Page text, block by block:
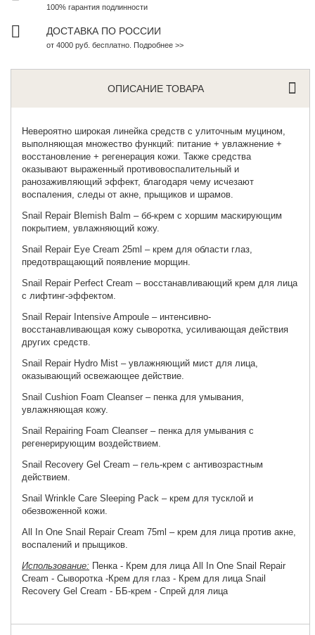
100% гарантия подлинности
ДОСТАВКА ПО РОССИИ
от 4000 руб. бесплатно. Подробнее >>
ОПИСАНИЕ ТОВАРА
Невероятно широкая линейка средств с улиточным муцином,
выполняющая множество функций: питание + увлажнение +
восстановление + регенерация кожи. Также средства
оказывают выраженный противовоспалительный и
ранозаживляющий эффект, благодаря чему исчезают
воспаления, следы от акне, прыщиков и шрамов.
Snail Repair Blemish Balm – бб-крем с хоршим маскирующим
покрытием, увлажняющий кожу.
Snail Repair Eye Cream 25ml – крем для области глаз,
предотвращающий появление морщин.
Snail Repair Perfect Cream – восстанавливающий крем для лица
с лифтинг-эффектом.
Snail Repair Intensive Ampoule – интенсивно-
восстанавливающая кожу сыворотка, усиливающая действия
других средств.
Snail Repair Hydro Mist – увлажняющий мист для лица,
оказывающий освежающее действие.
Snail Cushion Foam Cleanser – пенка для умывания,
увлажняющая кожу.
Snail Repairing Foam Cleanser – пенка для умывания с
регенерирующим воздействием.
Snail Recovery Gel Cream – гель-крем с антивозрастным
действием.
Snail Wrinkle Care Sleeping Pack – крем для тусклой и
обезвоженной кожи.
All In One Snail Repair Cream 75ml – крем для лица против акне,
воспалений и прыщиков.
Использование: Пенка - Крем для лица All In One Snail Repair
Cream - Сыворотка -Крем для глаз - Крем для лица Snail
Recovery Gel Cream - ББ-крем - Спрей для лица